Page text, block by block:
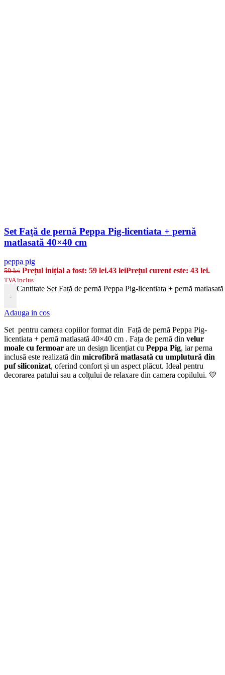
Set Față de pernă Peppa Pig-licentiata + pernă
matlasată 40×40 cm
peppa pig
59lei Prețul inițial a fost: 59 lei.43 leiPrețul curent este: 43 lei.
TVA inclus
-
Cantitate Set Față de pernă Peppa Pig-licentiata + pernă
Adauga in cos
Set pentru camera copiilor format din Față de pernă Peppa Pig-
licentiata + pernă matlasată 40×40 cm . Fața de pernă din velur
moale cu fermoar are un design licențiat cu Peppa Pig, iar perna
inclusă este realizată din microfibră matlasată cu umplutură din
puf siliconizat, oferind confort și un aspect plăcut. Ideal pentru
decorarea patului sau a colțului de relaxare din camera copilului. 💙